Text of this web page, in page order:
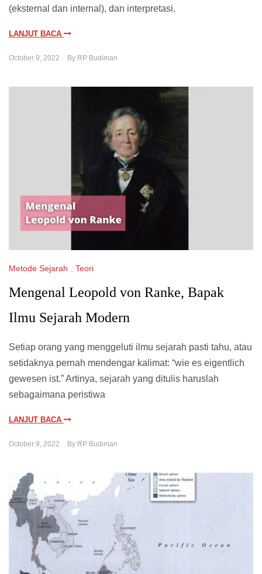
(eksternal dan internal), dan interpretasi.
LANJUT BACA
October 9, 2022 By RP Budiman
Metode Sejarah Teori
Mengenal Leopold von Ranke, Bapak
Ilmu Sejarah Modern
Setiap orang yang menggeluti ilmu sejarah pasti tahu, atau
setidaknya pernah mendengar kalimat: “wie es eigentlich
gewesen ist.” Artinya, sejarah yang ditulis haruslah
sebagaimana peristiwa
LANJUT BACA
October 9, 2022 By RP Budiman